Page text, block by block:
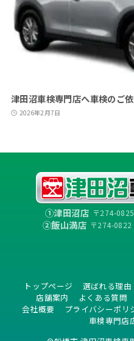
津田沼車検専門店へ車検のご
2026年2月7日
①津田沼店 〒274-
②飯山満店 〒274-
トップページ 選ばれる理由
店舗案内
よくある質問
会社概要
プライバシーポリ
車検専門店